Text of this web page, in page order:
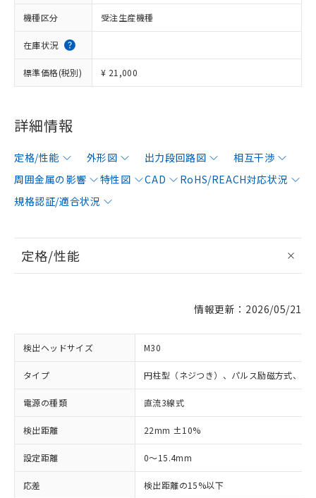
機種区分 受注生産機種
在庫状況
標準価格(税別) ¥ 21,000
詳細情報
定格/性能 外形図 出力段回路図
相互干渉
周囲金属の影響
特性図 CAD
RoHS/REACH対応状況
規格認証/適合状況
定格/性能
情報更新：2026/05/21
検出ヘッドサイズ M30
タイプ 円柱型（ネジつき）、パルス励磁方式、シ
電源の種類 直流3線式
検出距離 22mm ±10%
設定距離 0～15.4mm
応差 検出距離の15%以下